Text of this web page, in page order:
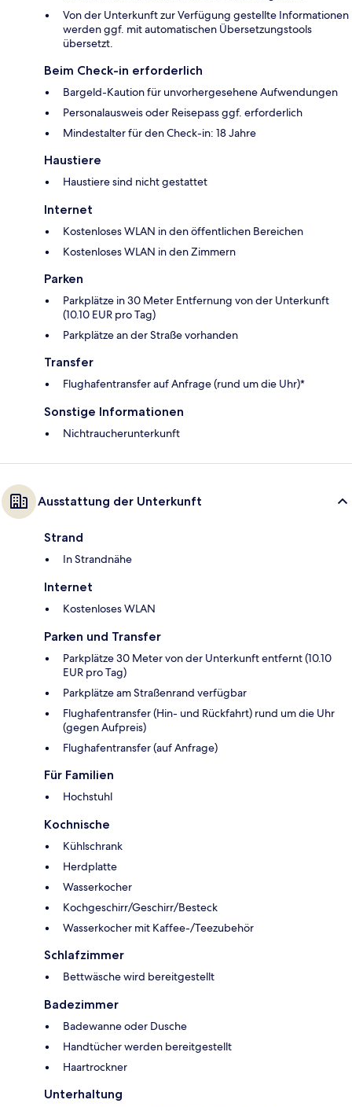
Von der Unterkunft zur Verfügung gestellte Informationen
werden ggf. mit automatischen Übersetzungstools
übersetzt.
Beim Check-in erforderlich
Bargeld-Kaution für unvorhergesehene Aufwendungen
Personalausweis oder Reisepass ggf. erforderlich
Mindestalter für den Check-in: 18 Jahre
Haustiere
Haustiere sind nicht gestattet
Internet
Kostenloses WLAN in den öffentlichen Bereichen
Kostenloses WLAN in den Zimmern
Parken
Parkplätze in 30 Meter Entfernung von der Unterkunft
(10.10 EUR pro Tag)
Parkplätze an der Straße vorhanden
Transfer
Flughafentransfer auf Anfrage (rund um die Uhr)*
Sonstige Informationen
Nichtraucherunterkunft
Ausstattung der Unterkunft
Strand
In Strandnähe
Internet
Kostenloses WLAN
Parken und Transfer
Parkplätze 30 Meter von der Unterkunft entfernt (10.10
EUR pro Tag)
Parkplätze am Straßenrand verfügbar
Flughafentransfer (Hin- und Rückfahrt) rund um die Uhr
(gegen Aufpreis)
Flughafentransfer (auf Anfrage)
Für Familien
Hochstuhl
Kochnische
Kühlschrank
Herdplatte
Wasserkocher
Kochgeschirr/Geschirr/Besteck
Wasserkocher mit Kaffee-/Teezubehör
Schlafzimmer
Bettwäsche wird bereitgestellt
Badezimmer
Badewanne oder Dusche
Handtücher werden bereitgestellt
Haartrockner
Unterhaltung